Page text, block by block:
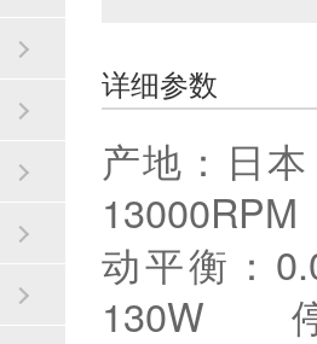
详细参数
产地：
动平衡
130W 停